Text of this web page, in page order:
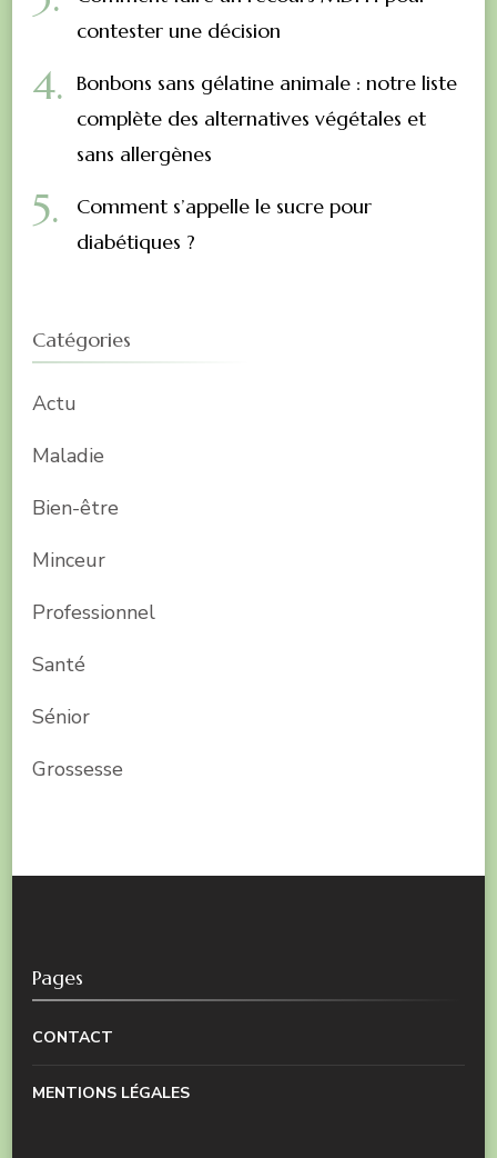
contester une décision
Bonbons sans gélatine animale : notre liste
complète des alternatives végétales et
sans allergènes
Comment s’appelle le sucre pour
diabétiques ?
Catégories
Actu
Maladie
Bien-être
Minceur
Professionnel
Santé
Sénior
Grossesse
Pages
CONTACT
MENTIONS LÉGALES